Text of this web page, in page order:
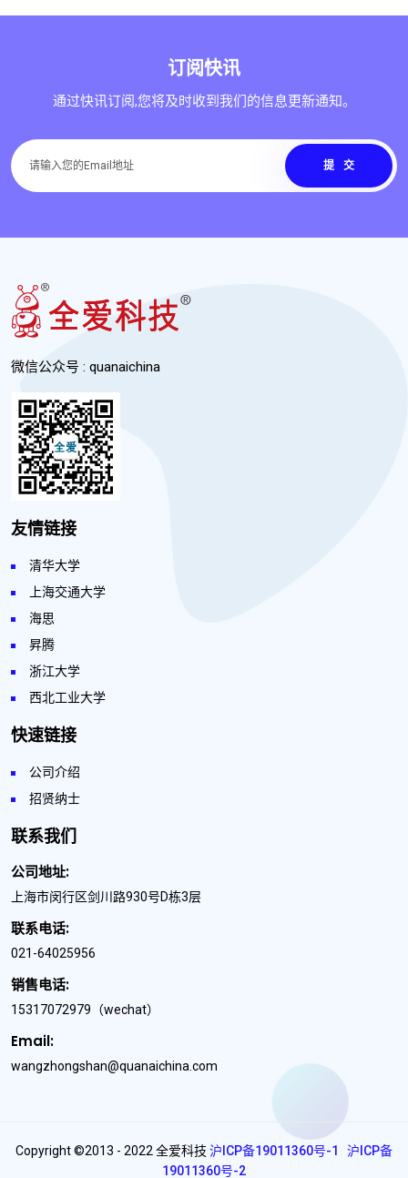
订阅快讯
通过快讯订阅,您将及时收到我们的信息更新通知。
提交
微信公众号 : quanaichina
友情链接
清华大学
上海交通大学
海思
昇腾
浙江大学
西北工业大学
快速链接
公司介绍
招贤纳士
联系我们
公司地址:
上海市闵行区剑川路930号D栋3层
联系电话:
021-64025956
销售电话:
15317072979 （wechat）
Email:
wangzhongshan@quanaichina.com
Copyright ©2013 - 2022 全爱科技 沪ICP备19011360号-1
沪ICP备
19011360号-2